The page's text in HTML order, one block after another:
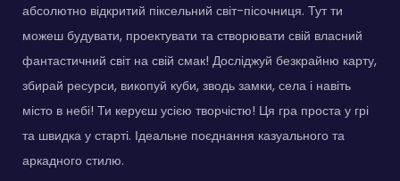
абсолютно відкритий піксельний світ-пісочниця. Тут ти
можеш будувати, проектувати та створювати свій власний
фантастичний світ на свій смак! Досліджуй безкрайню карту,
збирай ресурси, викопуй куби, зводь замки, села і навіть
місто в небі! Ти керуєш усією творчістю! Ця гра проста у грі
та швидка у старті. Ідеальне поєднання казуального та
аркадного стилю.